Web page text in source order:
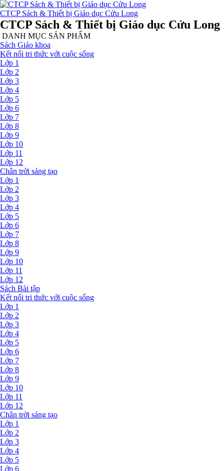
CTCP Sách & Thiết bị Giáo dục Cửu Long
CTCP Sách & Thiết bị Giáo dục Cửu Long
DANH MỤC SẢN PHẨM
Sách Giáo khoa
Kết nối tri thức với cuộc sống
Lớp 1
Lớp 2
Lớp 3
Lớp 4
Lớp 5
Lớp 6
Lớp 7
Lớp 8
Lớp 9
Lớp 10
Lớp 11
Lớp 12
Chân trời sáng tạo
Lớp 1
Lớp 2
Lớp 3
Lớp 4
Lớp 5
Lớp 6
Lớp 7
Lớp 8
Lớp 9
Lớp 10
Lớp 11
Lớp 12
Sách Bài tập
Kết nối tri thức với cuộc sống
Lớp 1
Lớp 2
Lớp 3
Lớp 4
Lớp 5
Lớp 6
Lớp 7
Lớp 8
Lớp 9
Lớp 10
Lớp 11
Lớp 12
Chân trời sáng tạo
Lớp 1
Lớp 2
Lớp 3
Lớp 4
Lớp 5
Lớp 6